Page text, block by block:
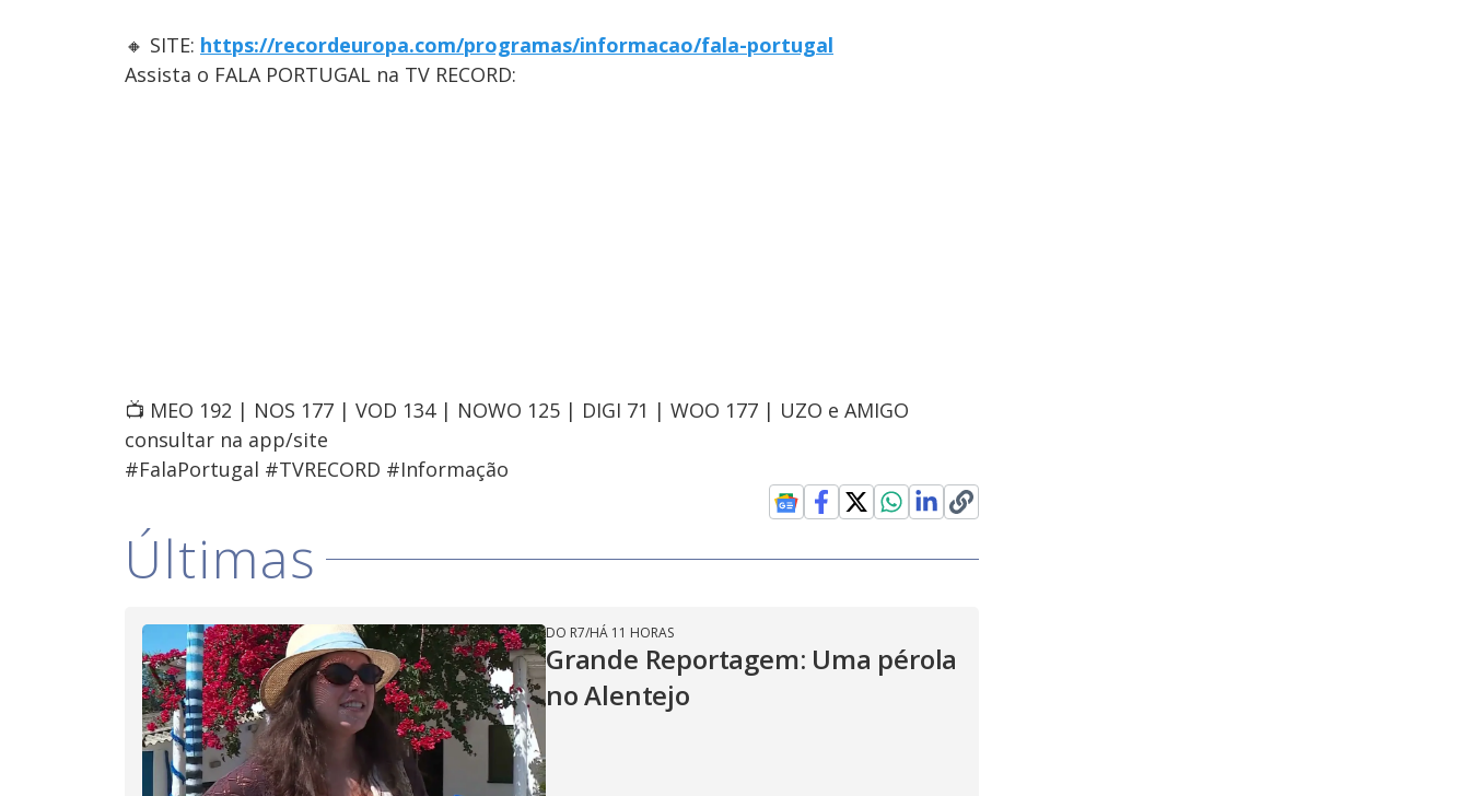
🔸 SITE: https://recordeuropa.com/programas/informacao/fala-portugal
Assista o FALA PORTUGAL na TV RECORD:
📺 MEO 192 | NOS 177 | VOD 134 | NOWO 125 | DIGI 71 | WOO 177 | UZO e AMIGO
consultar na app/site
#FalaPortugal #TVRECORD #Informação
Últimas
DO R7/HÁ 11 HORAS
Grande Reportagem: Uma pérola
no Alentejo